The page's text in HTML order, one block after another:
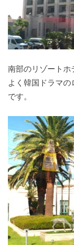
南部のリゾート
よく韓国ドラマ
です。